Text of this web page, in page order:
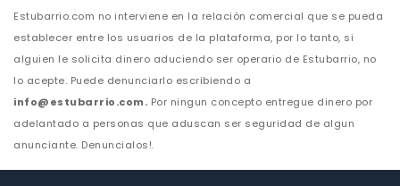
Estubarrio.com no interviene en la relación comercial que se pueda
establecer entre los usuarios de la plataforma, por lo tanto, si
alguien le solicita dinero aduciendo ser operario de Estubarrio, no
lo acepte. Puede denunciarlo escribiendo a
info@estubarrio.com. Por ningun concepto entregue dinero por
adelantado a personas que aduscan ser seguridad de algun
anunciante. Denuncialos!.